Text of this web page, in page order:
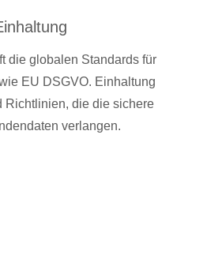
die globalen Standards für
EU DSGVO. Einhaltung
Richtlinien, die die sichere
verlangen.